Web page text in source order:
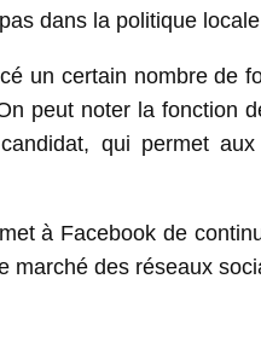
dans la politique
un certain nombre de
peut noter la fonction
qui permet
à Facebook de
marché des réseaux